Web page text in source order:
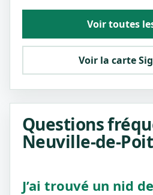
Voir toutes
Voir la carte
Questions
Neuville-de-
J’ai trouvé un nid